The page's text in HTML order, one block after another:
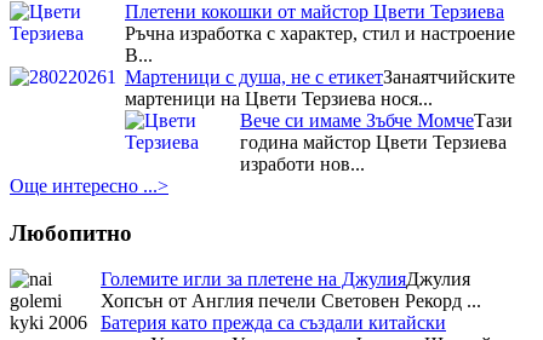
майстор Цвети Терзиева
Отрупаната трапеза с домашно
място в Кулинарния конкурс –
"Ястия от чесън" на Пра...
Приз за най-красив щанд за
Цвети Терзиева на Първия
национален „Фестивал на ореха”Журито в състав -
Плетени кокошки от майстор Цвети Терзиева
Ръчна изработка с характер, стил и настроение
В...
Мартеници с душа, не с етикетЗанаятчийските
мартеници на Цвети Терзиева нося...
Вече си имаме Зъбче МомчеТази
година майстор Цвети Терзиева
изработи нов...
Още интересно ...>
Любопитно
Големите игли за плетене на ДжулияДжулия
Хопсън от Англия печели Световен Рекорд ...
Батерия като прежда са създали китайски